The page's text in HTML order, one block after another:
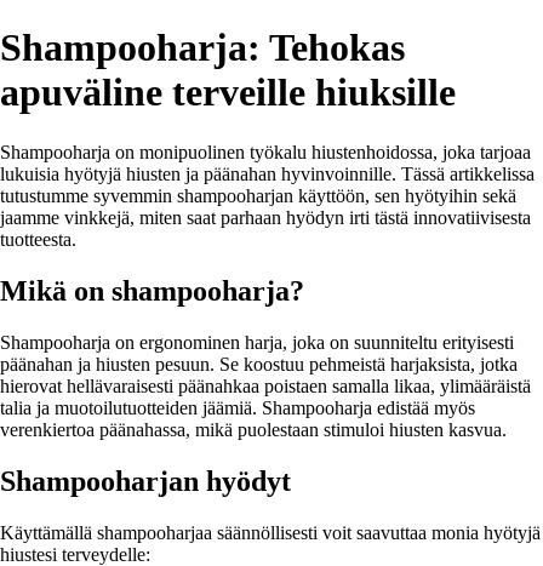
Shampooharja: Tehokas
apuväline terveille hiuksille
Shampooharja on monipuolinen työkalu hiustenhoidossa, joka tarjoaa
lukuisia hyötyjä hiusten ja päänahan hyvinvoinnille. Tässä artikkelissa
tutustumme syvemmin shampooharjan käyttöön, sen hyötyihin sekä
jaamme vinkkejä, miten saat parhaan hyödyn irti tästä innovatiivisesta
tuotteesta.
Mikä on shampooharja?
Shampooharja on ergonominen harja, joka on suunniteltu erityisesti
päänahan ja hiusten pesuun. Se koostuu pehmeistä harjaksista, jotka
hierovat hellävaraisesti päänahkaa poistaen samalla likaa, ylimääräistä
talia ja muotoilutuotteiden jäämiä. Shampooharja edistää myös
verenkiertoa päänahassa, mikä puolestaan stimuloi hiusten kasvua.
Shampooharjan hyödyt
Käyttämällä shampooharjaa säännöllisesti voit saavuttaa monia hyötyjä
hiustesi terveydelle: